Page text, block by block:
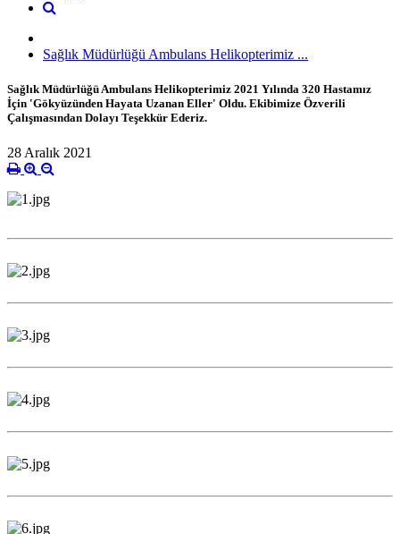
Sağlık Müdürlüğü Ambulans Helikopterimiz ...
Sağlık Müdürlüğü Ambulans Helikopterimiz 2021 Yılında 320 Hastamız
İçin 'Gökyüzünden Hayata Uzanan Eller' Oldu. Ekibimize Özverili
Çalışmasından Dolayı Teşekkür Ederiz.
28 Aralık 2021